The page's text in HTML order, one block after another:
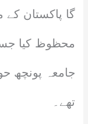
گا پاکستان
محظوظ کیا
جامعہ پونچھ
تھے۔